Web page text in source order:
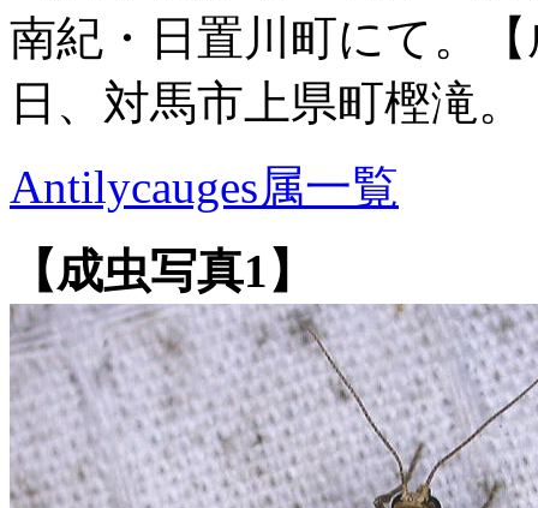
南紀・日置川町にて。
日、対馬市上県町樫滝。
Antilycauges属一覧
【成虫写真1】